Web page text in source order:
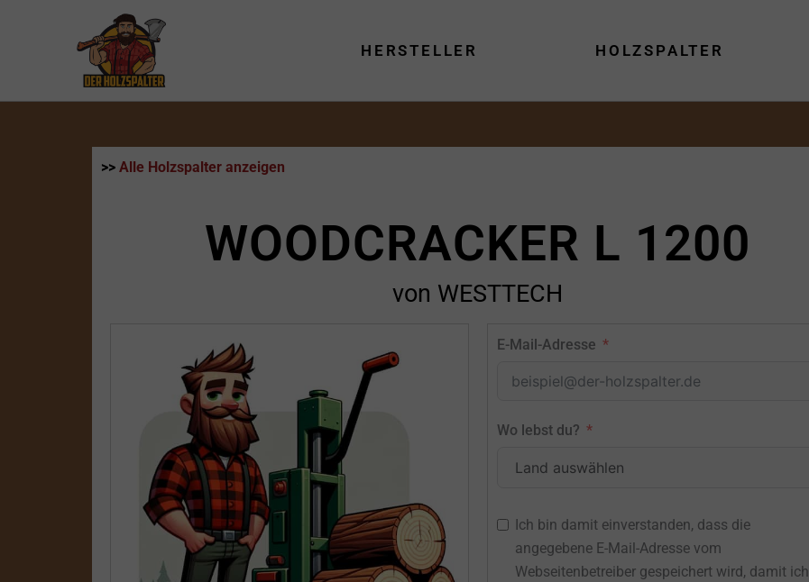
HERSTELLER HOLZSPALTER
>> Alle Holzspalter anzeigen
WOODCRACKER L 1200
von WESTTECH
E-Mail-Adresse
Wo lebst du?
Ich bin damit einverstanden, dass die
angegebene E-Mail-Adresse vom
Webseitenbetreiber gespeichert wird, damit ich